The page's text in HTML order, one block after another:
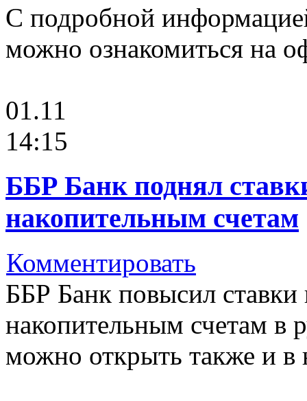
С подробной
можно ознакомиться на
01.11
14:15
ББР Банк поднял
накопительным счетам
Комментировать
ББР Банк повысил
накопительным счетам в
можно открыть также и в